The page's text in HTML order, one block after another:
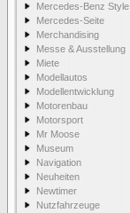
Mercedes-Benz Style
Mercedes-Seite
Merchandising
Messe & Ausstellung
Miete
Modellautos
Modellentwicklung
Motorenbau
Motorsport
Mr Moose
Museum
Navigation
Neuheiten
Newtimer
Nutzfahrzeuge